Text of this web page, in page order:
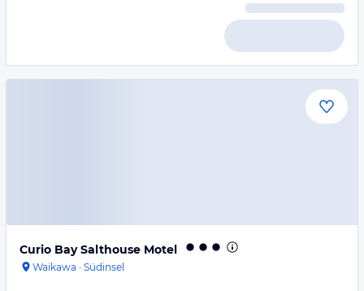
Curio Bay Salthouse Motel
Waikawa · Südinsel